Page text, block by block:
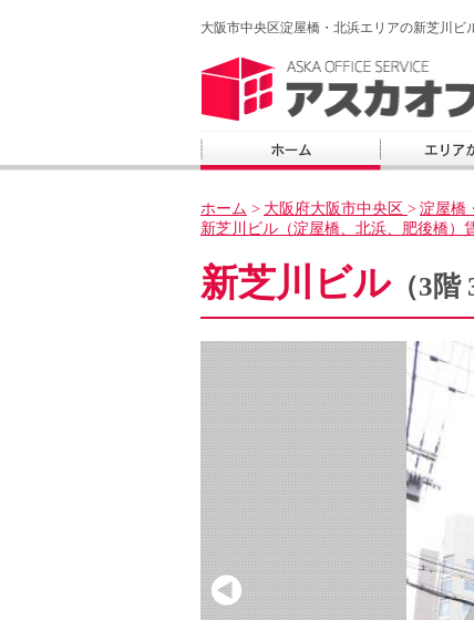
大阪市中央区淀屋橋・北浜エリアの新芝川ビ
ホーム > 大阪府大阪市中央区 > 淀屋橋
新芝川ビル（淀屋橋、北浜、肥後橋）
新芝川ビル（3階